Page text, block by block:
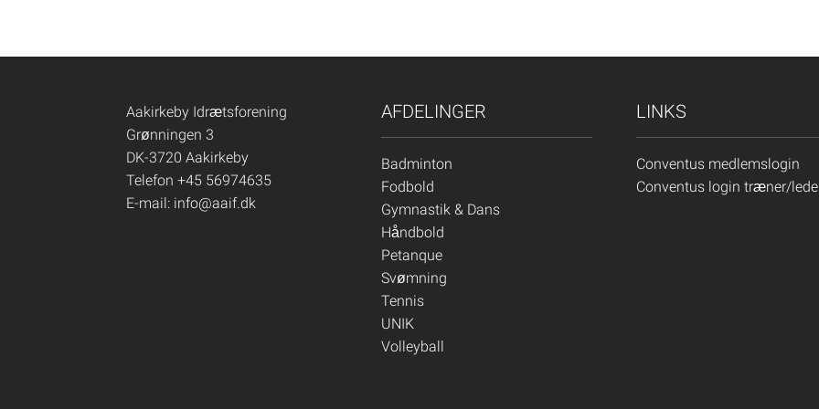
Aakirkeby Idrætsforening
Grønningen 3
DK-3720 Aakirkeby
Telefon +45 56974635
E-mail: info@aaif.dk
AFDELINGER
Badminton
Fodbold
Gymnastik & Dans
Håndbold
Petanque
Svømning
Tennis
UNIK
Volleyball
LINKS
Conventus medlemslogin
Conventus login træner/